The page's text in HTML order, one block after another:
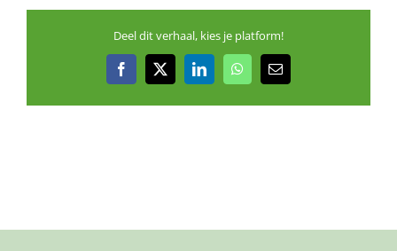
Deel dit verhaal, kies je platform!
Facebook
X LinkedInWhatsApp
E-